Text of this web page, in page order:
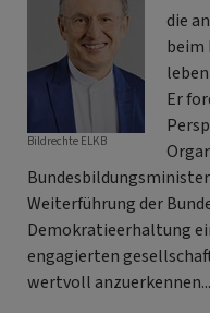
Bildrechte ELKB
die
beim
Er
Weiterführung der
Demokratieerhaltung
engagierten
wertvoll anzuerkennen...